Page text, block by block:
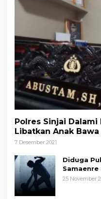
Polres Sinjai
Libatkan Anak
7 Desember 2021
Diduga
25 November